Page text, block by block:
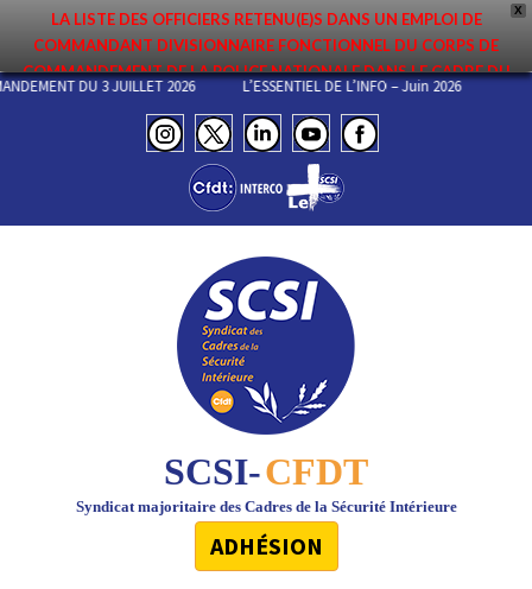
X
LA LISTE DES OFFICIERS RETENU(E)S DANS UN EMPLOI DE
COMMANDANT DIVISIONNAIRE FONCTIONNEL DU CORPS DE
COMMANDEMENT DE LA POLICE NATIONALE DANS LE CADRE DU
PREMIER MOUVEMENT 2026 A ÉTÉ DIFFUSÉE. ELLE EST DISPONIBLE EN
PAGES PROTÉGÉES DU SITE. FÉLICITATIONS AUX NOMMÉ(E)S !
DU 3 JUILLET 2026 L’ESSENTIEL DE L’INFO – Juin 2026
SCSI-CFDT
Syndicat majoritaire des Cadres de la Sécurité Intérieure
ADHÉSION